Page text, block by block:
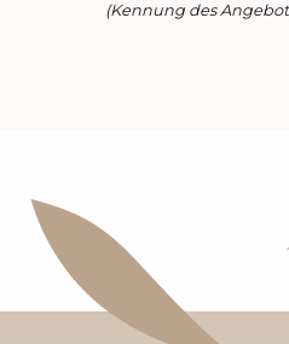
(Kennung des